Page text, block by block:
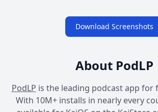
Download Screenshots
About PodLP
PodLP is the leading podcast app for
With 10M+ installs in nearly every